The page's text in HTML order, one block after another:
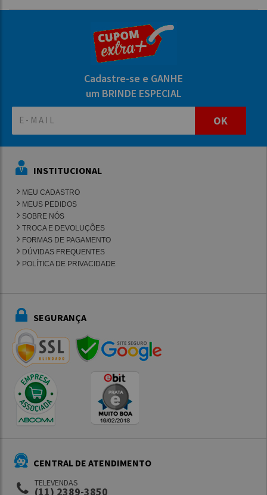
Cadastre-se e GANHE
um BRINDE ESPECIAL
OK
INSTITUCIONAL
MEU CADASTRO
MEUS PEDIDOS
SOBRE NÓS
TROCA E DEVOLUÇÕES
FORMAS DE PAGAMENTO
DÚVIDAS FREQUENTES
POLÍTICA DE PRIVACIDADE
SEGURANÇA
CENTRAL DE ATENDIMENTO
TELEVENDAS
(11) 2389-3850